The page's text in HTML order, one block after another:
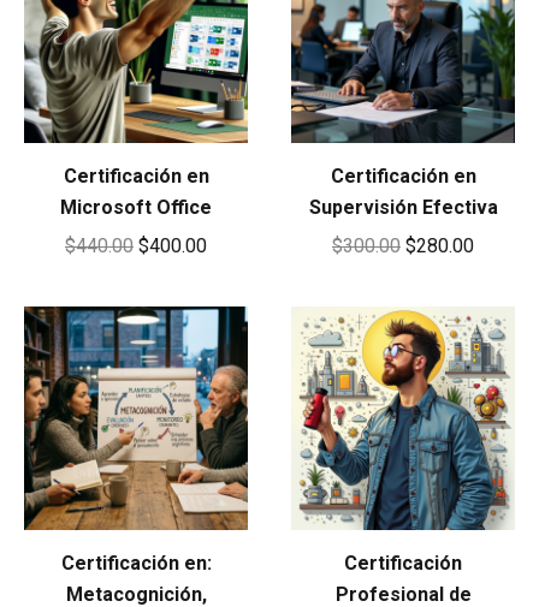
Certificación en
Microsoft Office
$440.00 Original
was:
$440.00.
$400.00Current
is:
$400.00.
Certificación en
Supervisión Efectiva
$300.00 Original
was:
$300.00.
$280.00Current
is:
Certificación en:
Metacognición,
Certificación
Profesional de